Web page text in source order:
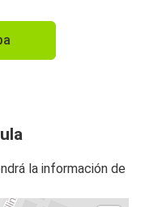
la información de